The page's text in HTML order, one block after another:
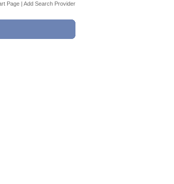
Page | Add Search Provider